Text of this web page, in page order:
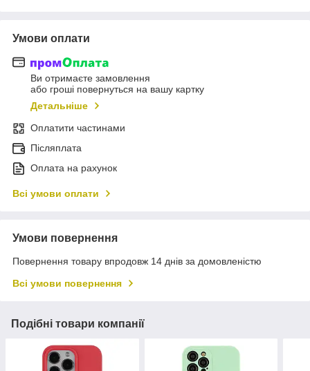
Умови оплати
Ви отримаєте замовлення
або гроші повернуться на вашу картку
Детальніше
Оплатити частинами
Післяплата
Оплата на рахунок
Всі умови оплати
Умови повернення
Повернення товару впродовж 14 днів за домовленістю
Всі умови повернення
Подібні товари компанії